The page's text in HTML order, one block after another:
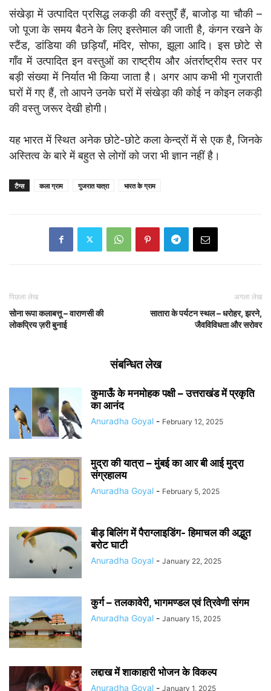
संखेड़ा में उत्पादित प्रसिद्ध लकड़ी की वस्तुएँ हैं, बाजोड़ या चौकी –
जो पूजा के समय बैठने के लिए इस्तेमाल की जाती है, कंगन रखने के
स्टैंड, डांडिया की छड़ियाँ, मंदिर, सोफा, झूला आदि। इस छोटे से
गाँव में उत्पादित इन वस्तुओं का राष्ट्रीय और अंतर्राष्ट्रीय स्तर पर
बड़ी संख्या में निर्यात भी किया जाता है। अगर आप कभी भी गुजराती
घरों में गए हैं, तो आपने उनके घरों में संखेड़ा की कोई न कोइन लकड़ी
की वस्तु जरूर देखी होगी।
यह भारत में स्थित अनेक छोटे-छोटे कला केन्द्रों में से एक है, जिनके
अस्तित्व के बारे में बहुत से लोगों को जरा भी ज्ञान नहीं है।
टैग्स कला ग्राम गुजरात यात्रा भारत के ग्राम
पिछला लेख
सोना रूपा कलाबत्तू – वाराणसी की
लोकप्रिय ज़री बुनाई
अगला लेख
सातारा के पर्यटन स्थल – धरोहर, झरने,
जैवविविधता और सरोवर
संबन्धित लेख
कुमाऊँ के मनमोहक पक्षी – उत्तराखंड में प्रकृति
का आनंद
Anuradha Goyal - February 12, 2025
मुद्रा की यात्रा – मुंबई का आर बी आई मुद्रा
संग्रहालय
Anuradha Goyal - February 5, 2025
बीड़ बिलिंग में पैराग्लाइडिंग- हिमाचल की अद्भुत
बरोट घाटी
Anuradha Goyal - January 22, 2025
कुर्ग – तलकावेरी, भागमण्डल एवं त्रिवेणी संगम
Anuradha Goyal - January 15, 2025
लद्दाख में शाकाहारी भोजन के विकल्प
Anuradha Goyal - January 1, 2025